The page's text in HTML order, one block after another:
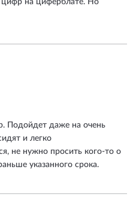
на циферблате. Но
Подойдет даже на очень
и легко
не нужно просить кого-то о
указанного срока.